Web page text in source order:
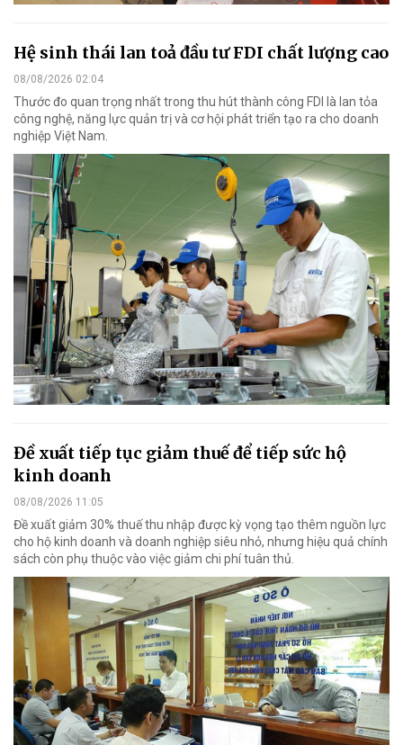
Hệ sinh thái lan toả đầu tư FDI chất lượng cao
08/08/2026 02:04
Thước đo quan trọng nhất trong thu hút thành công FDI là lan tỏa
công nghệ, năng lực quản trị và cơ hội phát triển tạo ra cho doanh
nghiệp Việt Nam.
Đề xuất tiếp tục giảm thuế để tiếp sức hộ
kinh doanh
08/08/2026 11:05
Đề xuất giảm 30% thuế thu nhập được kỳ vọng tạo thêm nguồn lực
cho hộ kinh doanh và doanh nghiệp siêu nhỏ, nhưng hiệu quả chính
sách còn phụ thuộc vào việc giảm chi phí tuân thủ.